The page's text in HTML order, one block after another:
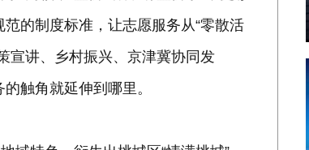
的制度标准，让志愿服务从“零散活
宣讲、乡村振兴、京津冀协同发
触角就延伸到哪里。